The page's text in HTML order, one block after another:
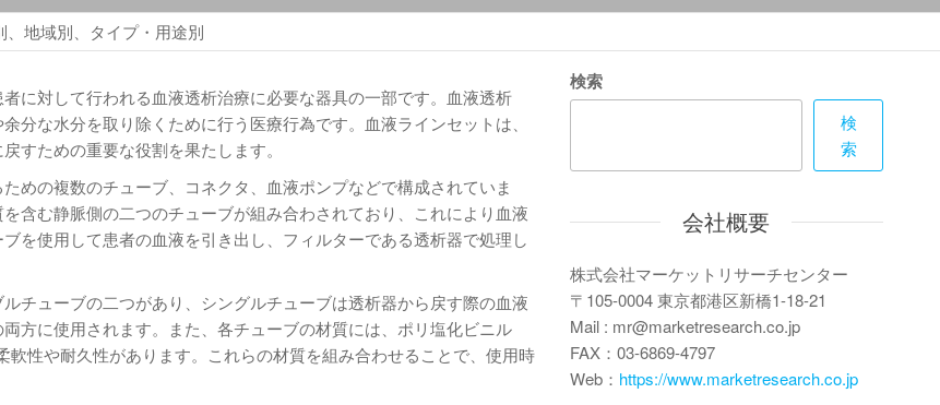
、地域別、タイプ・用途別
に対して行われる血液透析治療に必要な器具の一部です。血液透析
分な水分を取り除くために行う医療行為です。血液ラインセットは、
すための重要な役割を果たします。
めの複数のチューブ、コネクタ、血液ポンプなどで構成されていま
含む静脈側の二つのチューブが組み合わされており、これにより血液
を使用して患者の血液を引き出し、フィルターである透析器で処理し
チューブの二つがあり、シングルチューブは透析器から戻す際の血液
方に使用されます。また、各チューブの材質には、ポリ塩化ビニル
軟性や耐久性があります。これらの材質を組み合わせることで、使用時
検索
検
索
会社概要
株式会社マーケットリサーチセンター
〒105-0004 東京都港区新橋1-18-21
Mail : mr@marketresearch.co.jp
FAX：03-6869-4797
Web： https://www.marketresearch.co.jp